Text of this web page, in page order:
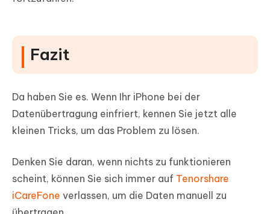
Fazit
Da haben Sie es. Wenn Ihr iPhone bei der
Datenübertragung einfriert, kennen Sie jetzt alle
kleinen Tricks, um das Problem zu lösen.
Denken Sie daran, wenn nichts zu funktionieren
scheint, können Sie sich immer auf Tenorshare
iCareFone verlassen, um die Daten manuell zu